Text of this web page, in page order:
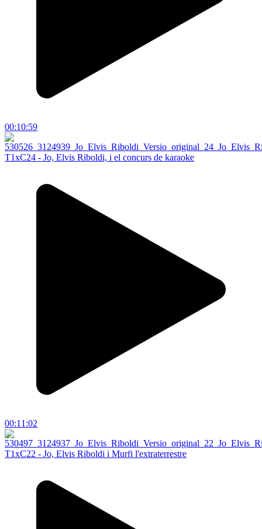
00:10:59
T1xC24 - Jo, Elvis Riboldi, i el concurs de karaoke
00:11:02
T1xC22 - Jo, Elvis Riboldi i Murfi l'extraterrestre